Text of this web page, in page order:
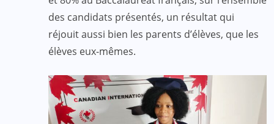
des candidats présentés, un résultat qui
réjouit aussi bien les parents d’élèves, que les
élèves eux-mêmes.